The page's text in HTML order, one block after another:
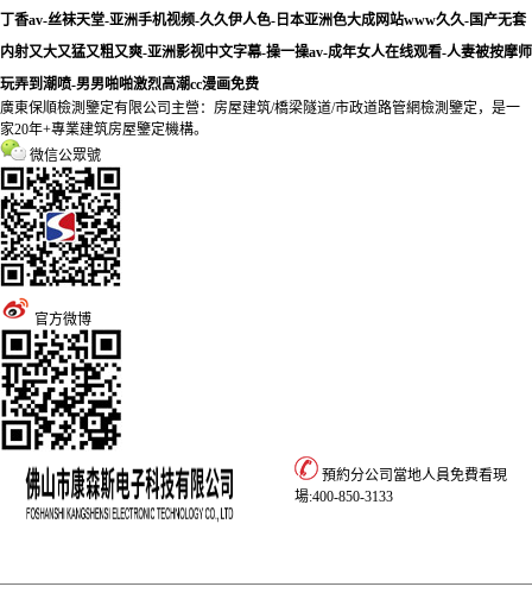
丁香av-丝袜天堂-亚洲手机视频-久久伊人色-日本亚洲色大成网站www久久-国产无套
内射又大又猛又粗又爽-亚洲影视中文字幕-操一操av-成年女人在线观看-人妻被按摩师
玩弄到潮喷-男男啪啪激烈高潮cc漫画免费
廣東保順檢測鑒定有限公司主營：房屋建筑/橋梁隧道/市政道路管網檢測鑒定，是一
家20年+專業建筑房屋鑒定機構。
微信公眾號
官方微博
預約分公司當地人員免費看現
場:400-850-3133